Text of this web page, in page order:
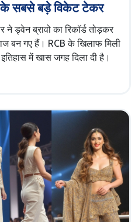
के सबसे बड़े विकेट टेकर
ड्वेन ब्रावो का रिकॉर्ड तोड़कर
बन गए हैं। RCB के खिलाफ मिली
में खास जगह दिला दी है।